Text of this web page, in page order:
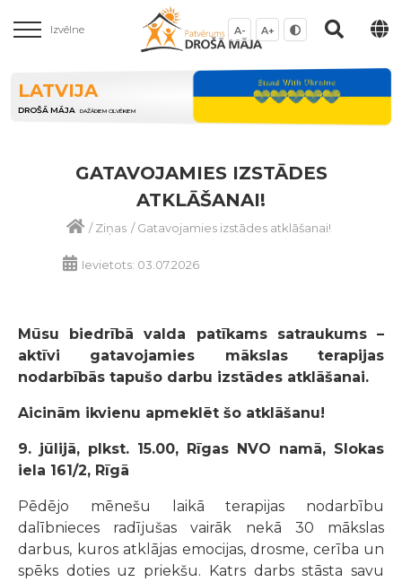
Izvēlne A- A+
LATVIJA
DROŠĀ MĀJA DAŽĀDIEM CILVĒKIEM
GATAVOJAMIES IZSTĀDES
ATKLĀŠANAI!
/Ziņas /Gatavojamies izstādes atklāšanai!
Ievietots: 03.07.2026
Mūsu biedrībā valda patīkams satraukums –
aktīvi gatavojamies mākslas terapijas
nodarbībās tapušo darbu izstādes atklāšanai.
Aicinām ikvienu apmeklēt šo atklāšanu!
9. jūlijā, plkst. 15.00, Rīgas NVO namā, Slokas
iela 161/2, Rīgā
Pēdējo mēnešu laikā terapijas nodarbību
dalībnieces radījušas vairāk nekā 30 mākslas
darbus, kuros atklājas emocijas, drosme, cerība un
spēks doties uz priekšu. Katrs darbs stāsta savu